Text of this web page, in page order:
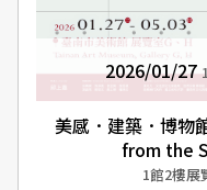
2026/01/27
美感．建築．博物
from the
1館2樓展